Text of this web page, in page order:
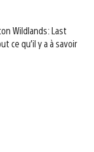
Wildlands: Last
ce qu’il y a à savoir